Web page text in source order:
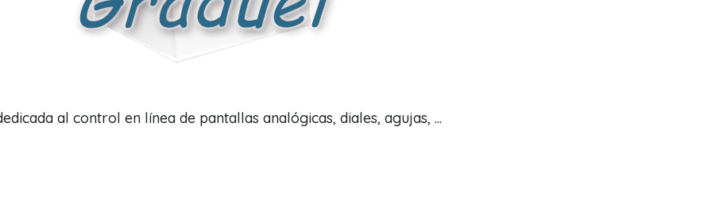
al control en línea de pantallas analógicas, diales, agujas, ...